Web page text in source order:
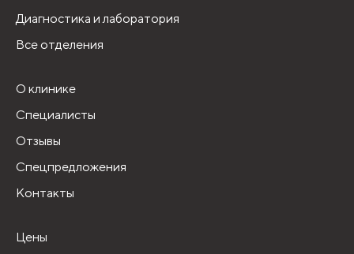
Диагностика и лаборатория
Все отделения
О клинике
Специалисты
Отзывы
Спецпредложения
Контакты
Цены